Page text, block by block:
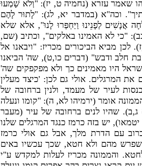
שאמר עזרא (נחמיה ט, יז): "וְלֹא שָׁמְעוּ
". וכה"א(במדבר יא, לג): "לָתוּר לָהֶם
אֲנָשִׁים לְפָנֵינוּ וַיַּחְפְּרוּ לָנוּ", אלא שלא
): "כי לא האמינו באלקים", וכתיב (שם,
ז).לכן מביא הביכורים מכריז: "ויבאנו אל
חלב ודבש" (דברים כו,ט), שה' הביאנו
היו מאמינים כך ולא מפקפקים שה'
את המרגלים. אולי גם לכן: 'כיצד מעלין
לעיר של מעמד, ולנין ברחובה של
אומר (ירמיהו לא, ה): "קומו ונעלה
ג,ב)
. שהיו לנים ברחובה של עיר (מעבר
), יש בזה כרמז כנגד המרגלים שלנו
עם הדרת מלך, אבל גם אולי כרמז
שפרש מהם ולא חטא, שכך עכשיו באים
. והממונה מכריז לעלות למקדש ע"י